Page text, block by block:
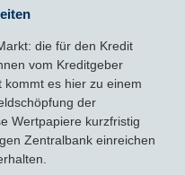
die für den Kredit
vom Kreditgeber
es hier zu einem
der
Wertpapiere kurzfristig
Zentralbank einreichen